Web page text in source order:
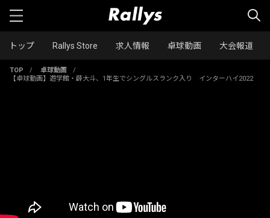
トップ Rallys Store 求人情報 卓球動画 大会報道
TOP / 卓球動画
/
【卓球動画】遊学館・薜大斗、1年生でシングルスランク入り インターハイ2022